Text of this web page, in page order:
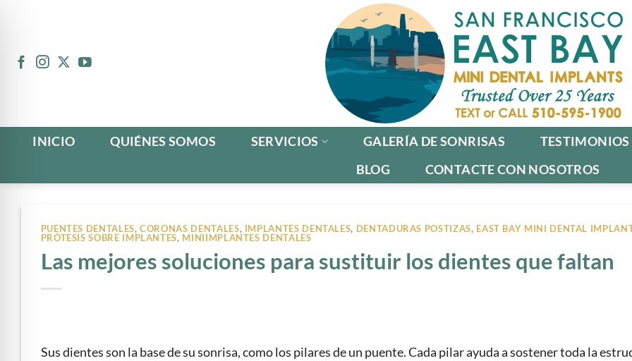
INICIO QUIÉNES SOMOS SERVICIOS GALERÍA DE SONRISAS TESTIMONIOS
BLOG
CONTACTE CON NOSOTROS
PUENTES DENTALES,CORONAS DENTALES, IMPLANTES DENTALES, DENTADURAS POSTIZAS, EAST BAY MINI DENTAL
PRÓTESIS SOBRE IMPLANTES, MINIIMPLANTES DENTALES
Las mejores soluciones para sustituir los dientes que faltan
Sus dientes son la base de su sonrisa, como los pilares de un puente. Cada pilar ayuda a sostener toda la
Mode